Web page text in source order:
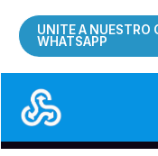
UNITE A NUESTRO
WHATSAPP